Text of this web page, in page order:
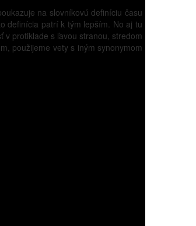
na slovníkovú definíciu času
definícia patrí k tým lepším. No aj tu
v protiklade s ľavou stranou, stredom
použijeme vety s iným synonymom